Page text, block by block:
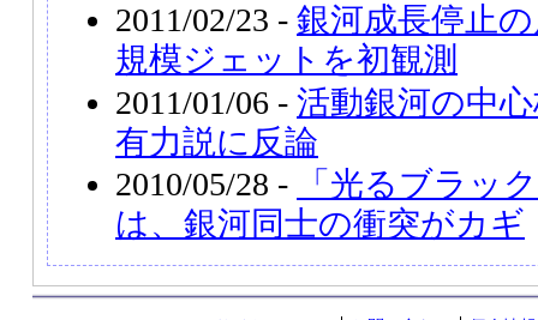
2011/02/23 - 銀河成長停止
規模ジェットを初観測
2011/01/06 - 活動銀河の中
有力説に反論
2010/05/28 -
「光るブラッ
は、銀河同士の衝突がカギ